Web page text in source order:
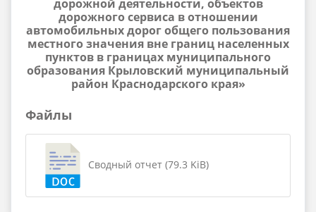
дорожной деятельности, объектов
дорожного сервиса в отношении
автомобильных дорог общего пользования
местного значения вне границ населенных
пунктов в границах муниципального
образования Крыловский муниципальный
район Краснодарского края»
Файлы
Сводный отчет (79.3 KiB)